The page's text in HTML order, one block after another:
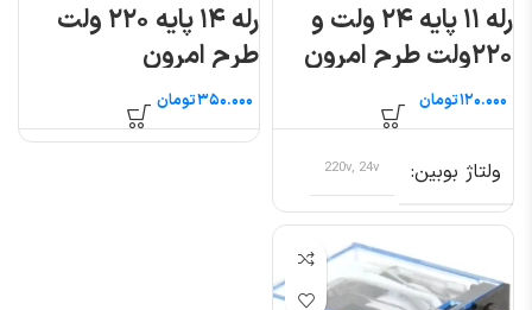
رله ۱۱ پایه ۲۴ ولت و
۲۲۰ولت طرح امرون
تومان
ولتاژ بوبین 220v, 24v
رله ۱۴ پایه ۲۲۰ ولت
طرح امرون
تومان